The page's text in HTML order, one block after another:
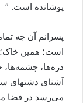
پوشانده است. ”
پسرانم آن چه
است؛ همین
دره‌ها،
آشنای دشتهای
می‌رسد در فضا